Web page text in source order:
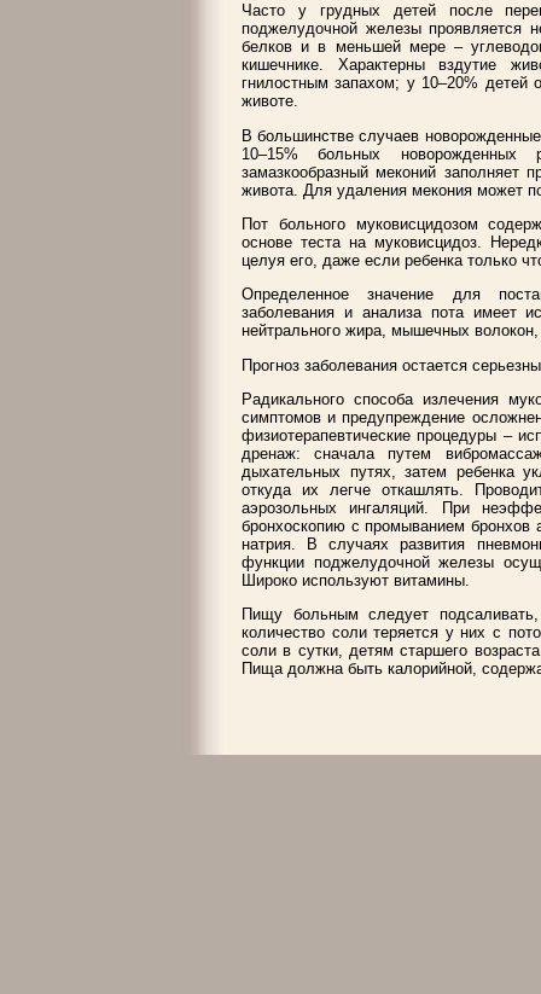
Часто у грудных детей после
поджелудочной железы проявляется
белков и в меньшей мере –
кишечнике. Характерны вздутие
гнилостным запахом; у 10–20% детей
животе.
В большинстве случаев
10–15% больных новорожденных
замазкообразный меконий заполняет
живота. Для удаления мекония может
Пот больного муковисцидозом
основе теста на муковисцидоз.
целуя его, даже если ребенка только
Определенное значение для
заболевания и анализа пота имеет
нейтрального жира, мышечных
Прогноз заболевания остается
Радикального способа излечения
симптомов и предупреждение
физиотерапевтические процедуры –
дренаж: сначала путем
дыхательных путях, затем ребенка
откуда их легче откашлять.
аэрозольных ингаляций. При
бронхоскопию с промыванием бронхов
натрия. В случаях развития
функции поджелудочной железы
Широко используют витамины.
Пищу больным следует
количество соли теряется у них с
соли в сутки, детям старшего
Пища должна быть калорийной,